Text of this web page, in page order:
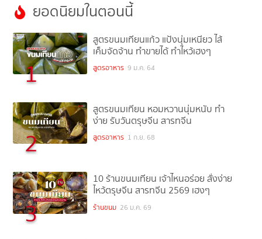
ยอดนิยมในตอนนี้
1
สูตรขนมเทียนแก้ว แป้งนุ่มเหนียว ไส้
เค็มจัดจ้าน ทำขายได้ ทำไหว้เฮงๆ
สูตรอาหาร 9 ม.ค. 64
2
สูตรขนมเทียน หอมหวานนุ่มหนับ ทำ
ง่าย รับวันตรุษจีน สารทจีน
สูตรอาหาร 1 ก.ย. 68
3
10 ร้านขนมเทียน เจ้าไหนอร่อย สั่งง่าย
ไหว้ตรุษจีน สารทจีน 2569 เฮงๆ
ร้านขนม 26 ม.ค. 69